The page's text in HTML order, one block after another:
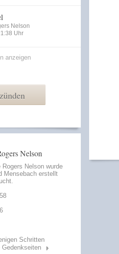
Nelson
Uhr
anzeigen
Nelson
Nelson wurde
Mensebach erstellt
Schritten
Gedenkseiten